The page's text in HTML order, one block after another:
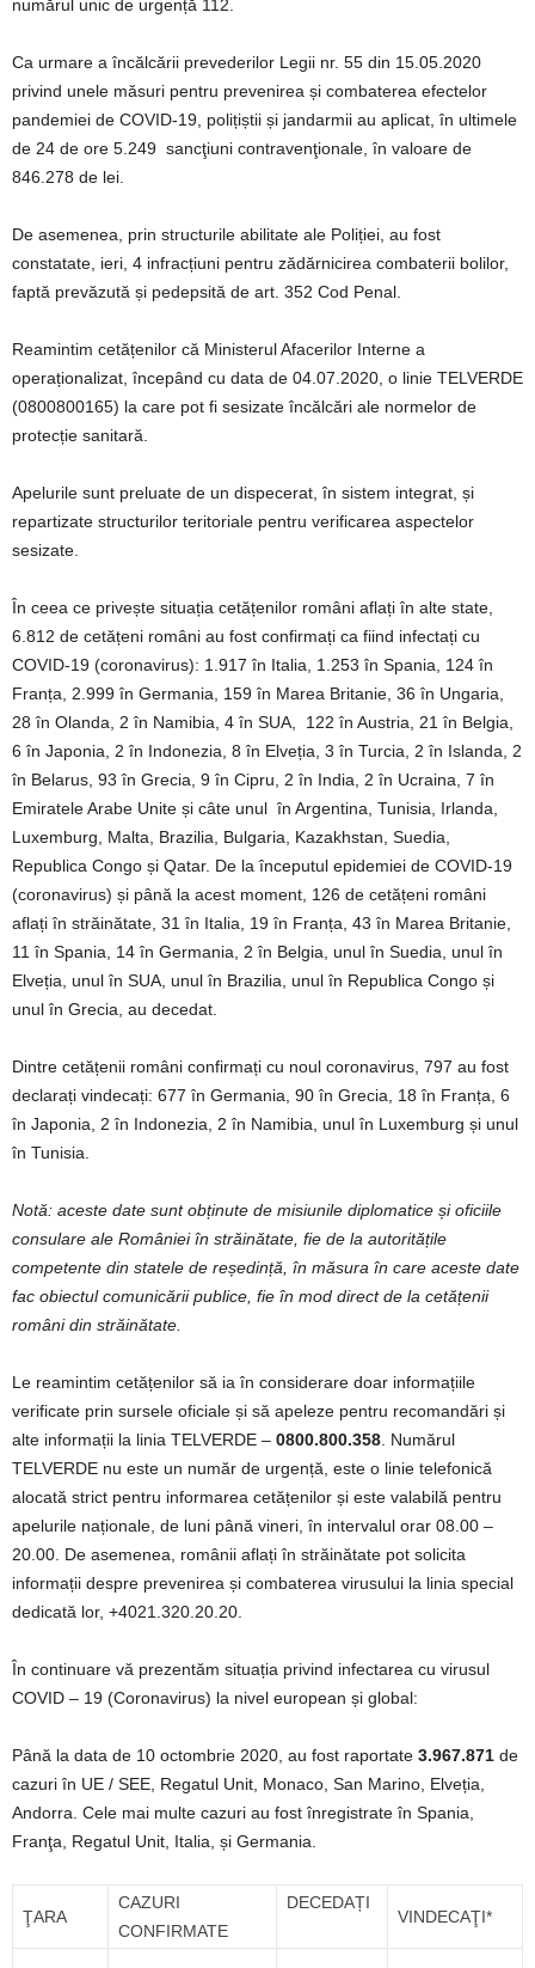
numărul unic de urgență 112.
Ca urmare a încălcării prevederilor Legii nr. 55 din 15.05.2020
privind unele măsuri pentru prevenirea și combaterea efectelor
pandemiei de COVID-19, polițiștii și jandarmii au aplicat, în ultimele
de 24 de ore 5.249 sancţiuni contravenţionale, în valoare de
846.278 de lei.
De asemenea, prin structurile abilitate ale Poliției, au fost
constatate, ieri, 4 infracțiuni pentru zădărnicirea combaterii bolilor,
faptă prevăzută și pedepsită de art. 352 Cod Penal.
Reamintim cetățenilor că Ministerul Afacerilor Interne a
operaționalizat, începând cu data de 04.07.2020, o linie TELVERDE
(0800800165) la care pot fi sesizate încălcări ale normelor de
protecție sanitară.
Apelurile sunt preluate de un dispecerat, în sistem integrat, și
repartizate structurilor teritoriale pentru verificarea aspectelor
sesizate.
În ceea ce privește situația cetățenilor români aflați în alte state,
6.812 de cetățeni români au fost confirmați ca fiind infectați cu
COVID-19 (coronavirus): 1.917 în Italia, 1.253 în Spania, 124 în
Franța, 2.999 în Germania, 159 în Marea Britanie, 36 în Ungaria,
28 în Olanda, 2 în Namibia, 4 în SUA, 122 în Austria, 21 în Belgia,
6 în Japonia, 2 în Indonezia, 8 în Elveția, 3 în Turcia, 2 în Islanda, 2
în Belarus, 93 în Grecia, 9 în Cipru, 2 în India, 2 în Ucraina, 7 în
Emiratele Arabe Unite și câte unul în Argentina, Tunisia, Irlanda,
Luxemburg, Malta, Brazilia, Bulgaria, Kazakhstan, Suedia,
Republica Congo și Qatar. De la începutul epidemiei de COVID-19
(coronavirus) și până la acest moment, 126 de cetățeni români
aflați în străinătate, 31 în Italia, 19 în Franța, 43 în Marea Britanie,
11 în Spania, 14 în Germania, 2 în Belgia, unul în Suedia, unul în
Elveția, unul în SUA, unul în Brazilia, unul în Republica Congo și
unul în Grecia, au decedat.
Dintre cetățenii români confirmați cu noul coronavirus, 797 au fost
declarați vindecați: 677 în Germania, 90 în Grecia, 18 în Franța, 6
în Japonia, 2 în Indonezia, 2 în Namibia, unul în Luxemburg și unul
în Tunisia.
Notă: aceste date sunt obținute de misiunile diplomatice și oficiile
consulare ale României în străinătate, fie de la autoritățile
competente din statele de reședință, în măsura în care aceste date
fac obiectul comunicării publice, fie în mod direct de la cetățenii
români din străinătate.
Le reamintim cetățenilor să ia în considerare doar informațiile
verificate prin sursele oficiale și să apeleze pentru recomandări și
alte informații la linia TELVERDE – 0800.800.358 . Numărul
TELVERDE nu este un număr de urgență, este o linie telefonică
alocată strict pentru informarea cetățenilor și este valabilă pentru
apelurile naționale, de luni până vineri, în intervalul orar 08.00 –
20.00. De asemenea, românii aflați în străinătate pot solicita
informații despre prevenirea și combaterea virusului la linia special
dedicată lor, +4021.320.20.20.
În continuare vă prezentăm situația privind infectarea cu virusul
COVID – 19 (Coronavirus) la nivel european și global:
Până la data de 10 octombrie 2020, au fost raportate 3.967.871 de
cazuri în UE / SEE, Regatul Unit, Monaco, San Marino, Elveția,
Andorra. Cele mai multe cazuri au fost înregistrate în Spania,
Franţa, Regatul Unit, Italia, și Germania.
ŢARA
CAZURI
CONFIRMATE
DECEDAȚI
VINDECAŢI*